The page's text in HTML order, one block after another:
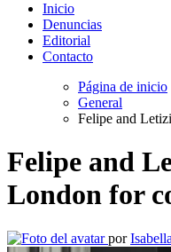
Inicio
Denuncias
Editorial
Contacto
Página de inicio
General
Felipe and
Felipe and
London for
por